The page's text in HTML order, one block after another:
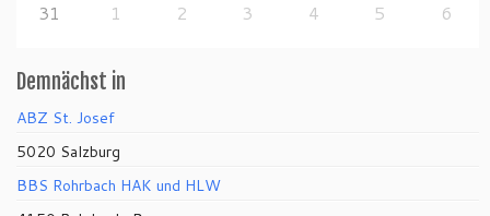
31 1 2 3 4 5 6
Demnächst in
ABZ St. Josef
5020 Salzburg
BBS Rohrbach HAK und HLW